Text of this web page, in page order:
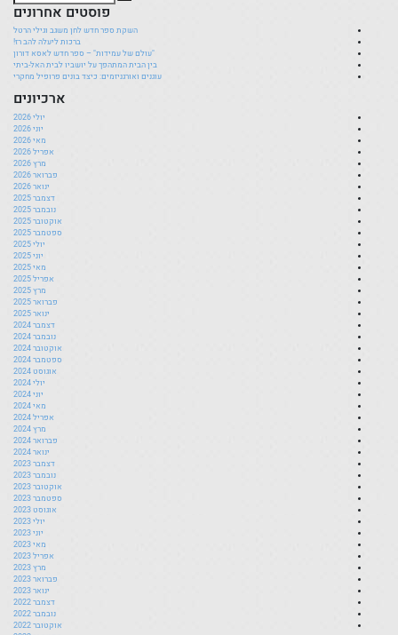
פוסטים אחרונים
השקת ספר חדש לחן משגב וגילי הרטל
ברכות ליעלה להב רז!
"עולם של עמידות" – ספר חדש לאסא דורון
בין הבית המתהפך על יושביו לבית האל-ביתי
עוגנים ואורגניזמים: כיצד בונים פרופיל מחקרי
ארכיונים
יולי 2026
יוני 2026
מאי 2026
אפריל 2026
מרץ 2026
פברואר 2026
ינואר 2026
דצמבר 2025
נובמבר 2025
אוקטובר 2025
ספטמבר 2025
יולי 2025
יוני 2025
מאי 2025
אפריל 2025
מרץ 2025
פברואר 2025
ינואר 2025
דצמבר 2024
נובמבר 2024
אוקטובר 2024
ספטמבר 2024
אוגוסט 2024
יולי 2024
יוני 2024
מאי 2024
אפריל 2024
מרץ 2024
פברואר 2024
ינואר 2024
דצמבר 2023
נובמבר 2023
אוקטובר 2023
ספטמבר 2023
אוגוסט 2023
יולי 2023
יוני 2023
מאי 2023
אפריל 2023
מרץ 2023
פברואר 2023
ינואר 2023
דצמבר 2022
נובמבר 2022
אוקטובר 2022